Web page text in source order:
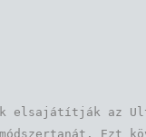
elsajátítják az
Ezt